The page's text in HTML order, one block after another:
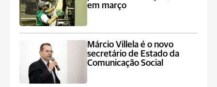
em março
Márcio Villela é o novo
secretário de Estado da
Comunicação Social